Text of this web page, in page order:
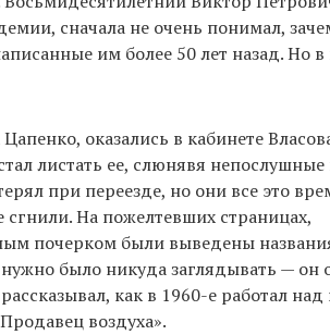
сначала не очень понимал,
им более 50 лет назад. Но в
оказались в кабинете
листать ее, слюнявя
при переезде, но они все это
На пожелтевших страницах,
почерком были выведены
было никуда заглядывать — он
как в 1960-е работал
воздуха».